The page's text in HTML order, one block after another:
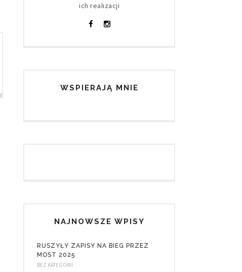
ich realizacji
WSPIERAJĄ MNIE
NAJNOWSZE WPISY
RUSZYŁY ZAPISY NA BIEG PRZEZ
MOST 2025
BEZ KATEGORII